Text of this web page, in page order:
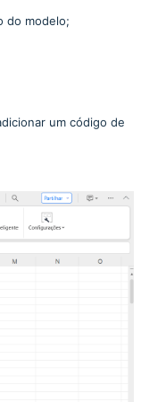
do modelo;
um código de